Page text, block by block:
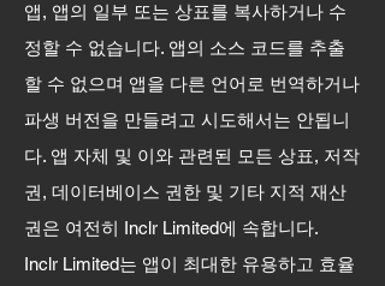
앱, 앱의 일부 또는 상표를 복사하거나 수
정할 수 없습니다. 앱의 소스 코드를 추출
할 수 없으며 앱을 다른 언어로 번역하거나
파생 버전을 만들려고 시도해서는 안됩니
다. 앱 자체 및 이와 관련된 모든 상표, 저작
권, 데이터베이스 권한 및 기타 지적 재산
권은 여전히 ​​Inclr Limited에 속합니다.
Inclr Limited는 앱이 최대한 유용하고 효율